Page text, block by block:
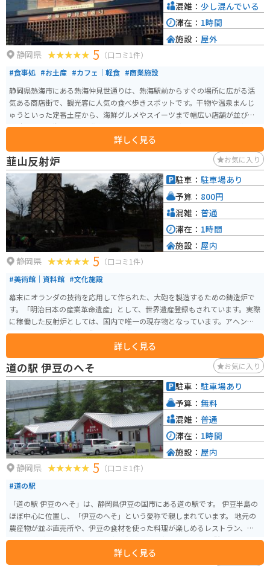
ください。
静岡県 5 （口コミ1件）
#食事処 #お土産 #カフェ｜軽食 #商業施設
静岡県熱海市にある熱海仲見世通りは、熱海駅前からすぐの場所に広がる活
気ある商店街で、観光客に人気の食べ歩きスポットです。干物や温泉まんじ
ゅうといった定番土産から、海鮮グルメやスイーツまで幅広い店舗が並び、
短時間でも熱海らしさを満喫できます。アーケードがあるため天候に左右さ
れにくく、気軽に立ち寄れるのも魅力です。温泉街らしいレトロな雰囲気も
残り、散策するだけでも楽しめます。 駅近でアクセス抜群ですが、周辺は人
通りが多いためバイクは近隣の駐輪場や駐車場を利用するのがおすすめ。ツ
ーリングの合間に立ち寄り、グルメやお土産探しを楽しむのにぴったりのス
ポットです。
詳しく見る
混雑： 少し混んでいる
滞在： 1時間
施設： 屋外
韮山反射炉 お気に入り
静岡県 5 （口コミ1件）
#美術館｜資料館 #文化施設
幕末にオランダの技術を応用して作られた、大砲を製造するための鋳造炉で
す。「明治日本の産業革命遺産」として、世界遺産登録もされています。実際
に稼働した反射炉としては、国内で唯一の現存物となっています。アヘン戦
争をきっかけに、海上防衛のために大砲を製作する必要に迫られ、この反射
詳しく見る
駐車： 駐車場あり
予算： 800円
混雑： 普通
滞在： 1時間
施設： 屋内
道の駅 伊豆のへそ お気に入り
静岡県 5 （口コミ1件）
#道の駅
「道の駅 伊豆のへそ」は、静岡県伊豆の国市にある道の駅です。 伊豆半島の
ほぼ中心に位置し、「伊豆のへそ」という愛称で親しまれています。 地元の
農産物が並ぶ直売所や、伊豆の食材を使った料理が楽しめるレストラン、カ
フェなどがあります。 また、日帰り温泉施設「湯らっくす」も併設してお
り、旅の疲れを癒すことができます。 バイクで訪れる場合、道の駅には広い詳しく見る
駐車： 駐車場あり
予算： 無料
混雑： 普通
滞在： 1時間
施設： 屋内